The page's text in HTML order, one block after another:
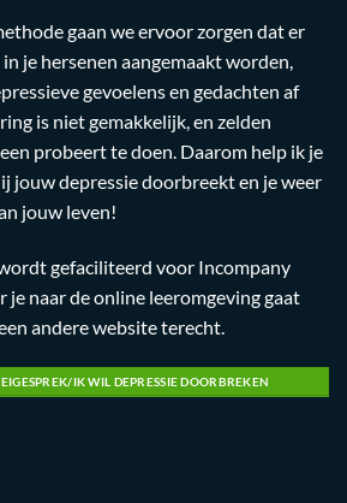
gaan we ervoor zorgen dat er
je hersenen aangemaakt worden,
gevoelens en gedachten af
is niet gemakkelijk, en zelden
probeert te doen. Daarom help ik je
jouw depressie doorbreekt en je weer
jouw leven!
gefaciliteerd voor Incompany
je naar de online leeromgeving gaat
andere website terecht.
IK WIL DEPRESSIE DOORBREKEN